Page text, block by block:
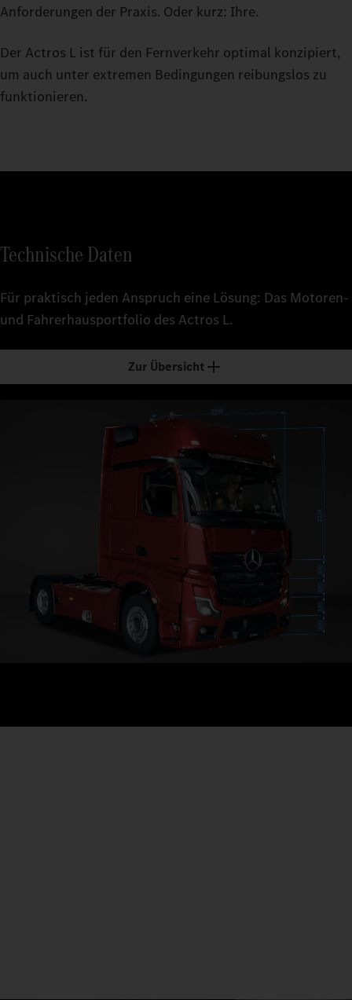
Anforderungen der Praxis. Oder kurz: Ihre.
Der Actros L ist für den Fernverkehr optimal konzipiert,
um auch unter extremen Bedingungen reibungslos zu
funktionieren.
Technische Daten
Für praktisch jeden Anspruch eine Lösung: Das Motoren-
und Fahrerhausportfolio des Actros L.
Zur Übersicht